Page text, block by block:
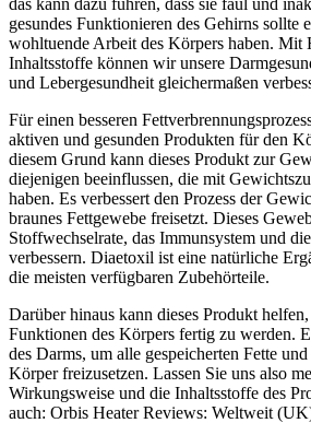
gesundes Funktionieren des Gehirns sollte
wohltuende Arbeit des Körpers haben. Mit
Inhaltsstoffe können wir unsere
und Lebergesundheit gleichermaßen
Für einen besseren
aktiven und gesunden Produkten für den
diesem Grund kann dieses Produkt zur
diejenigen beeinflussen, die mit
haben. Es verbessert den Prozess der
braunes Fettgewebe freisetzt. Dieses
Stoffwechselrate, das Immunsystem und
verbessern. Diaetoxil ist eine natürliche
die meisten verfügbaren Zubehörteile.
Darüber hinaus kann dieses Produkt
Funktionen des Körpers fertig zu werden.
des Darms, um alle gespeicherten Fette
Körper freizusetzen. Lassen Sie uns also
Wirkungsweise und die Inhaltsstoffe des
auch: Orbis Heater Reviews: Weltweit